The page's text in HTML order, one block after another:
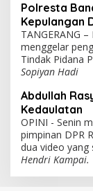
Polresta
Kepulangan
TANGERANG
menggelar
Tindak Pidana
Sopiyan Hadi
Abdullah
Kedaulatan
OPINI - Senin
pimpinan DPR
dua video yang
Hendri Kampai.